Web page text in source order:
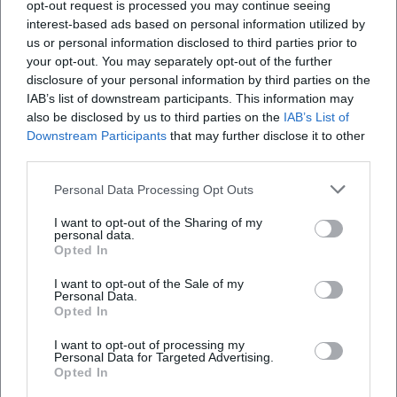
opt-out request is processed you may continue seeing
interest-based ads based on personal information utilized by
us or personal information disclosed to third parties prior to
your opt-out. You may separately opt-out of the further
disclosure of your personal information by third parties on the
IAB’s list of downstream participants. This information may
also be disclosed by us to third parties on the IAB’s List of
Downstream Participants that may further disclose it to other
Personal Data Processing Opt Outs
I want to opt-out of the Sharing of my
personal data.
Opted In
I want to opt-out of the Sale of my
Personal Data.
Opted In
I want to opt-out of processing my
Personal Data for Targeted Advertising.
Opted In
Bikecheckpoint Öffnungszeiten und Service-Tage
Wer nach Bikecheckpoint Öffnungszeiten sucht,
findet auf der Website eine sehr klare und
kompakte Struktur. Montags ist von 17:30 bis 19:00
Uhr geöffnet, dienstags von 15:00 bis 18:00 Uhr,
mittwochs ebenfalls von 15:00 bis 18:00 Uhr und
samstags ist das Geschäft geschlossen. Diese
Zeiten sind nicht nur eine Randnotiz, sondern ein
wichtiger Teil der Suchintention, weil viele Nutzer
zur Werkstatt lohnt oder ob sie ihr Rad noch am
selben Tag bringen können. Gerade bei
Reparaturen oder einer spontanen Panne ist eine
solche Übersicht entscheidend, denn sie spart Zeit
Termin?
Welche Leistungen bietet die Werkstatt bei
Bikecheckpoint an?
Bietet Bikecheckpoint E-Bike-Verkauf und
Verleih an?
Wo kann ich bei Bikecheckpoint parken und wie
kann ich bezahlen?
Wie lange dauert eine Reparatur und was kostet
der Service?